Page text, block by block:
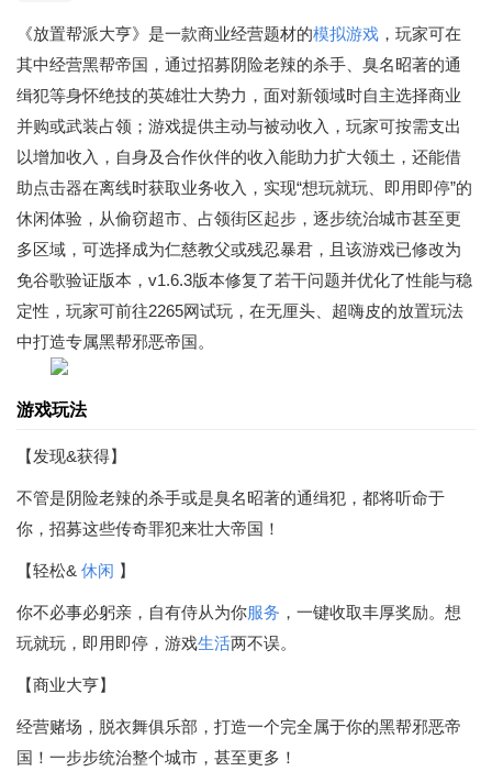
《放置帮派大亨》是一款商业经营题材的模拟游戏 ，玩家可在
其中经营黑帮帝国，通过招募阴险老辣的杀手、臭名昭著的通
缉犯等身怀绝技的英雄壮大势力，面对新领域时自主选择商业
并购或武装占领；游戏提供主动与被动收入，玩家可按需支出
以增加收入，自身及合作伙伴的收入能助力扩大领土，还能借
助点击器在离线时获取业务收入，实现“想玩就玩、即用即停”的
休闲体验，从偷窃超市、占领街区起步，逐步统治城市甚至更
多区域，可选择成为仁慈教父或残忍暴君，且该游戏已修改为
免谷歌验证版本，v1.6.3版本修复了若干问题并优化了性能与稳
定性，玩家可前往2265网试玩，在无厘头、超嗨皮的放置玩法
中打造专属黑帮邪恶帝国。
游戏玩法
【发现&获得】
不管是阴险老辣的杀手或是臭名昭著的通缉犯，都将听命于
你，招募这些传奇罪犯来壮大帝国！
【轻松& 休闲 】
你不必事必躬亲，自有侍从为你服务 ，一键收取丰厚奖励。想
玩就玩，即用即停，游戏生活两不误。
【商业大亨】
经营赌场，脱衣舞俱乐部，打造一个完全属于你的黑帮邪恶帝
国！一步步统治整个城市，甚至更多！